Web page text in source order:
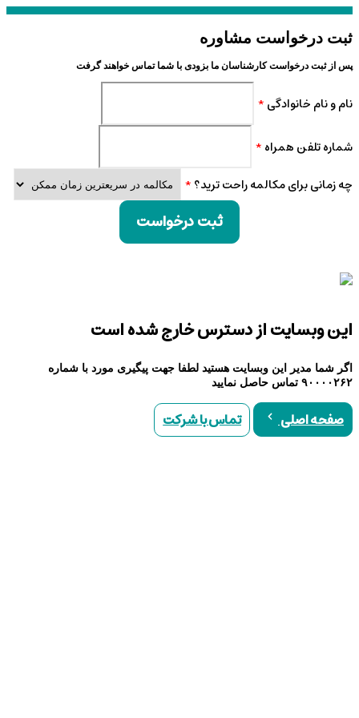
ثبت درخواست مشاوره
پس از ثبت درخواست کارشناسان ما بزودی با شما تماس خواهند گرفت
نام و نام خانوادگی *
شماره تلفن همراه *
چه زمانی برای مکالمه راحت ترید؟ *
ثبت درخواست
این وبسایت از دسترس خارج شده است
اگر شما مدیر این وبسایت هستید لطفا جهت پیگیری مورد با شماره
۹۰۰۰۰۲۶۲ تماس حاصل نمایید
صفحه اصلی تماس با شرکت